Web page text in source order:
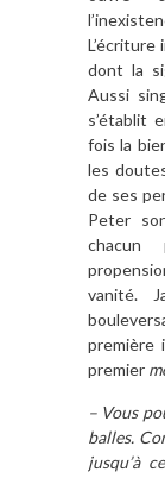
dont la
Aussi
s’établit
fois la
les
de ses
Peter
chacun
vanité.
première
premier
– Vous
balles.
jusqu’à